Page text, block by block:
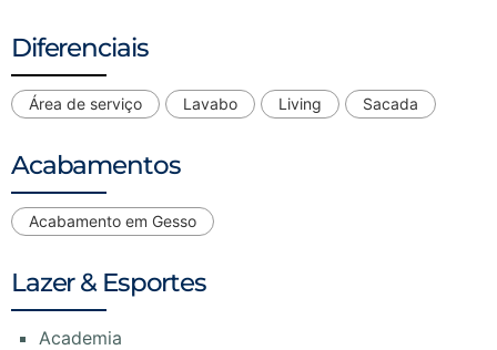
Diferenciais
Área de serviço Lavabo Living Sacada
Acabamentos
Acabamento em Gesso
Lazer & Esportes
Academia